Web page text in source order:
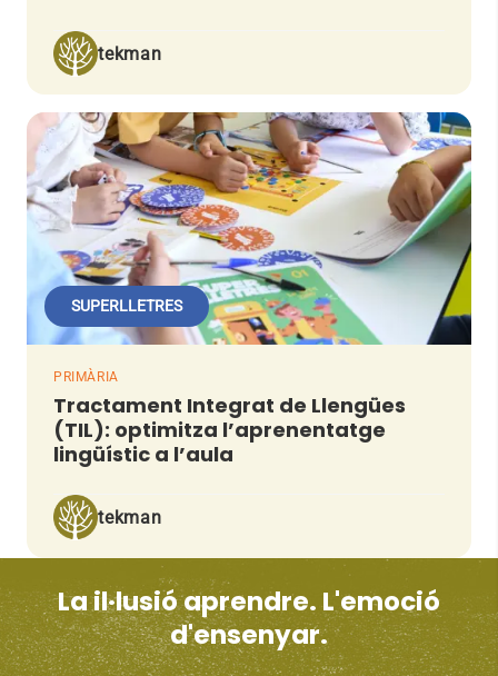
tekman
SUPERLLETRES
PRIMÀRIA
Tractament Integrat de Llengües
(TIL): optimitza l’aprenentatge
lingüístic a l’aula
tekman
La il·lusió aprendre. L'emoció
d'ensenyar.